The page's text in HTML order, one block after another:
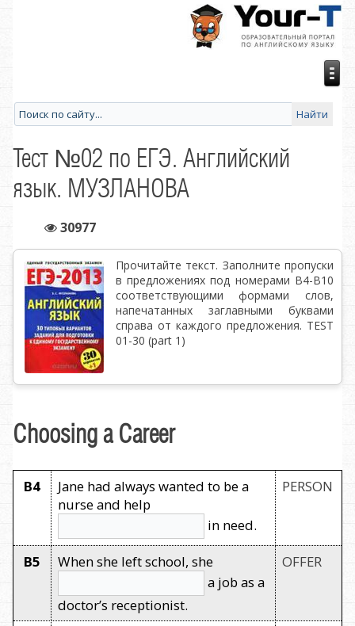
Тест №02 по ЕГЭ. Английский
язык. МУЗЛАНОВА
30977
Прочитайте текст. Заполните пропуски
в предложениях под номерами В4-В10
соответствующими формами слов,
напечатанных заглавными буквами
справа от каждого предложения. TEST
01-30 (part 1)
Choosing a Career
B4
Jane had always wanted to be a
nurse and help
in need.
PERSON
B5
When she left school, she
a job as a
doctor’s receptionist.
OFFER